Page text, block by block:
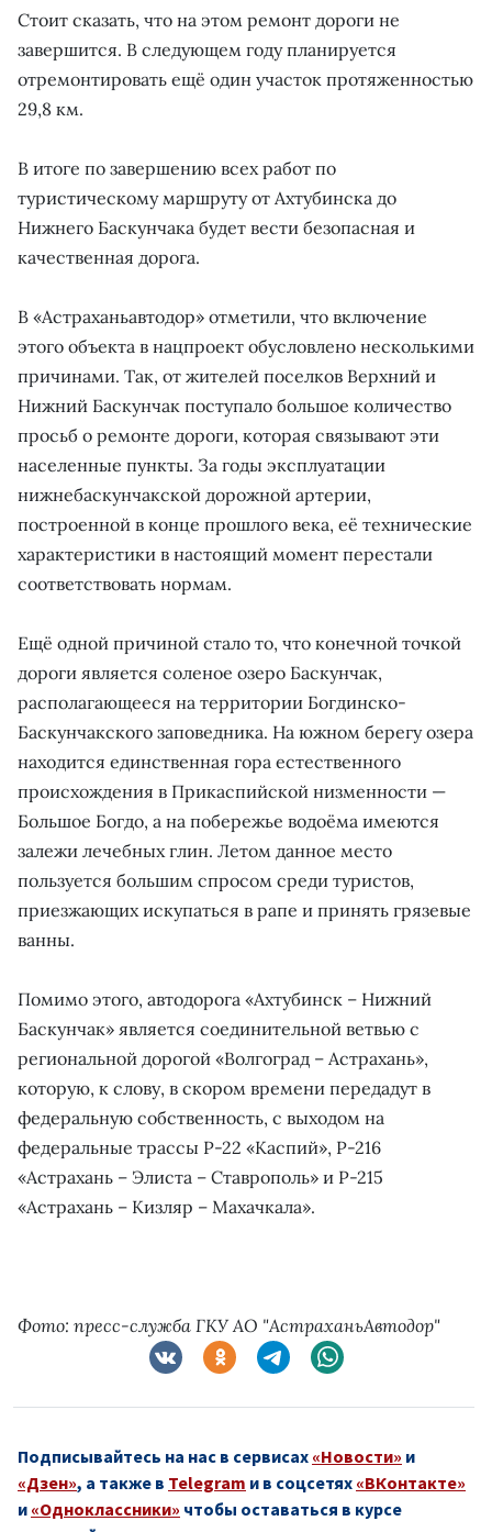
Стоит сказать, что на этом ремонт дороги не
завершится. В следующем году планируется
отремонтировать ещё один участок протяженностью
29,8 км.
В итоге по завершению всех работ по
туристическому маршруту от Ахтубинска до
Нижнего Баскунчака будет вести безопасная и
качественная дорога.
В «Астраханьавтодор» отметили, что включение
этого объекта в нацпроект обусловлено несколькими
причинами. Так, от жителей поселков Верхний и
Нижний Баскунчак поступало большое количество
просьб о ремонте дороги, которая связывают эти
населенные пункты. За годы эксплуатации
нижнебаскунчакской дорожной артерии,
построенной в конце прошлого века, её технические
характеристики в настоящий момент перестали
соответствовать нормам.
Ещё одной причиной стало то, что конечной точкой
дороги является соленое озеро Баскунчак,
располагающееся на территории Богдинско-
Баскунчакского заповедника. На южном берегу озера
находится единственная гора естественного
происхождения в Прикаспийской низменности —
Большое Богдо, а на побережье водоёма имеются
залежи лечебных глин. Летом данное место
пользуется большим спросом среди туристов,
приезжающих искупаться в рапе и принять грязевые
ванны.
Помимо этого, автодорога «Ахтубинск – Нижний
Баскунчак» является соединительной ветвью с
региональной дорогой «Волгоград – Астрахань»,
которую, к слову, в скором времени передадут в
федеральную собственность, с выходом на
федеральные трассы Р-22 «Каспий», Р-216
«Астрахань – Элиста – Ставрополь» и Р-215
«Астрахань – Кизляр – Махачкала».
Фото: пресс-служба ГКУ АО "АстраханьАвтодор"
Подписывайтесь на нас в сервисах «Новости» и
«Дзен», а также в Telegram и в соцсетях «ВКонтакте»
и «Одноклассники» чтобы оставаться в курсе